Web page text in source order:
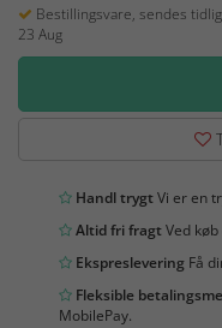
Bestillingsvare, sendes
23 Aug
Handl trygtVi er en
Altid fri fragtVed
Ekspreslevering Få
Fleksible
MobilePay.